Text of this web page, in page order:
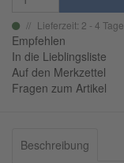
Lieferzeit: 2 - 4 Tage
Empfehlen
In die Lieblingsliste
Auf den Merkzettel
Fragen zum Artikel
Beschreibung